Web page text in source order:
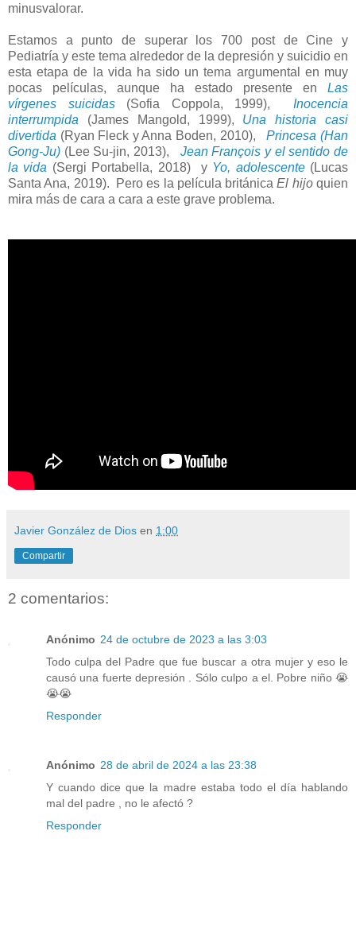
minusvalorar.
Estamos a punto de superar los 700 post de Cine y
Pediatría y este tema alrededor de la depresión y suicidio en
esta etapa de la vida ha sido un tema argumental en muy
pocas películas, aunque ha estado presente en Las
vírgenes suicidas(Sofia Coppola, 1999), Inocencia
interrumpida (James Mangold, 1999), Una historia casi
divertida (Ryan Fleck y Anna Boden, 2010),Princesa (Han
Gong-Ju) (Lee Su-jin, 2013),
Jean François y el sentido de
la vida (Sergi Portabella, 2018) y Yo, adolescente(Lucas
Santa Ana, 2019). Pero es la película británicaEl hijoquien
mira más de cara a cara a este grave problema.
Javier González de Dios en 1:00
Compartir
2 comentarios:
Anónimo 24 de octubre de 2023 a las 3:03
Todo culpa del Padre que fue buscar a otra mujer y eso le
causó una fuerte depresión . Sólo culpo a el. Pobre niño 😭
😭😭
Responder
Anónimo 28 de abril de 2024 a las 23:38
Y cuando dice que la madre estaba todo el día hablando
mal del padre , no le afectó ?
Responder